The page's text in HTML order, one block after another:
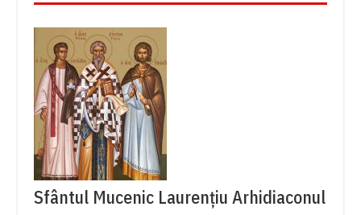
Sfântul Mucenic Laurențiu Arhidiaconul